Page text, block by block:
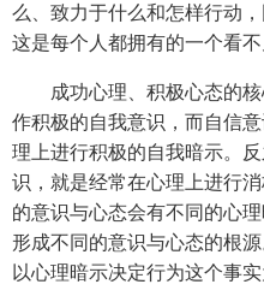
么、致力于什么和怎样行动
这是每个人都拥有的一个看不
成功心理、积极心态的核
作积极的自我意识，而自信
理上进行积极的自我暗示。
识，就是经常在心理上进行
的意识与心态会有不同的心
形成不同的意识与心态的根
以心理暗示决定行为这个事实